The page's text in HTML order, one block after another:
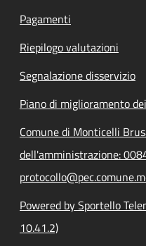
Pagamenti
Riepilogo valutazioni
Segnalazione disservizio
Piano di miglioramento
Comune di Monticelli
dell'amministrazione:
Powered by Sportello
10.41.2)